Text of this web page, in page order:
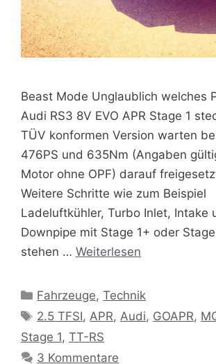
Beast Mode Unglaublich welches
Audi RS3 8V EVO APR Stage 1
TÜV konformen Version warten
476PS und 635Nm (Angaben
Motor ohne OPF) darauf
Weitere Schritte wie zum Beispiel
Ladeluftkühler, Turbo Inlet, Intake
Downpipe mit Stage 1+ oder
stehen … Weiterlesen
Kategorien
Fahrzeuge,Technik
Schlagwörter
2.5 TFSI, APR, Audi, GOAPR,
Stage 1, TT-RS
3 Kommentare